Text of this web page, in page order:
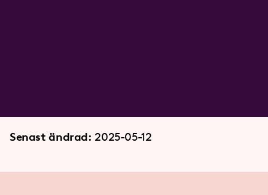
Senast ändrad: 2025-05-12